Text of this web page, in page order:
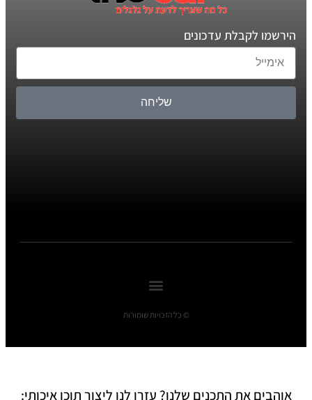
הירשמו לקבלת עדכונים
שליחה
© כל הזכויות שומורות
אוהבים את התכנים שלנו? עזרו לנו ליצור תוכן איכותי: